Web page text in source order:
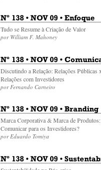
Nº 138 • NOV 09 • Enfoque
Tudo se Resume à Criação de Valor
por William F. Mahoney
Nº 138 • NOV 09 •
Discutindo a Relação: Relações Públicas x
Relações com Investidores
por Fernando Carneiro
Nº 138 • NOV 09 • Branding
Marca Corporativa & Marca de
Comunicar para os Investidores?
por Eduardo Tomiya
Nº 138 • NOV 09 •